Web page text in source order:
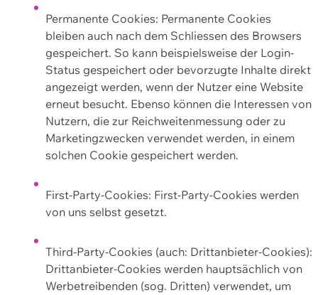
Permanente Cookies: Permanente Cookies
bleiben auch nach dem Schliessen des Browsers
gespeichert. So kann beispielsweise der Login-
Status gespeichert oder bevorzugte Inhalte direkt
angezeigt werden, wenn der Nutzer eine Website
erneut besucht. Ebenso können die Interessen von
Nutzern, die zur Reichweitenmessung oder zu
Marketingzwecken verwendet werden, in einem
solchen Cookie gespeichert werden.
First-Party-Cookies: First-Party-Cookies werden
von uns selbst gesetzt.
Third-Party-Cookies (auch: Drittanbieter-Cookies):
Drittanbieter-Cookies werden hauptsächlich von
Werbetreibenden (sog. Dritten) verwendet, um